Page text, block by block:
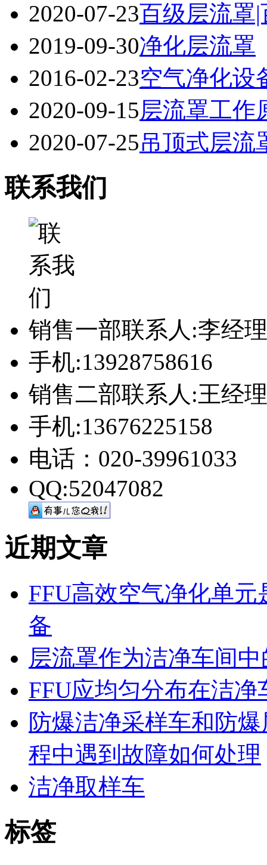
2020-07-23百级层流罩
2019-09-30净化层流罩
2016-02-23空气净化设
2020-09-15层流罩工作
2020-07-25吊顶式层流
联系我们
销售一部联系人:李经理
手机:13928758616
销售二部联系人:王经理
手机:13676225158
电话：020-39961033
QQ:52047082
近期文章
FFU高效空气净化单
备
层流罩作为洁净车间
FFU应均匀分布在洁
防爆洁净采样车和防
程中遇到故障如何处理
洁净取样车
标签